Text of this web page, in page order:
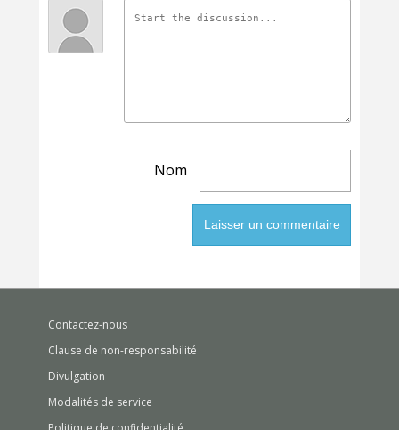
Nom
Contactez-nous
Clause de non-responsabilité
Divulgation
Modalités de service